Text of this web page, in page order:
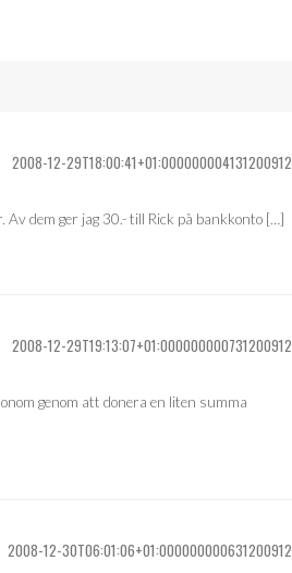
2008-12-29T18:00:41+01:000000004131200912
dem ger jag 30.- till Rick på bankkonto […]
2008-12-29T19:13:07+01:000000000731200912
genom att donera en liten summa
2008-12-30T06:01:06+01:000000000631200912